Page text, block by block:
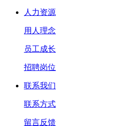
人力资源
用人理念
员工成长
招聘岗位
联系我们
联系方式
留言反馈